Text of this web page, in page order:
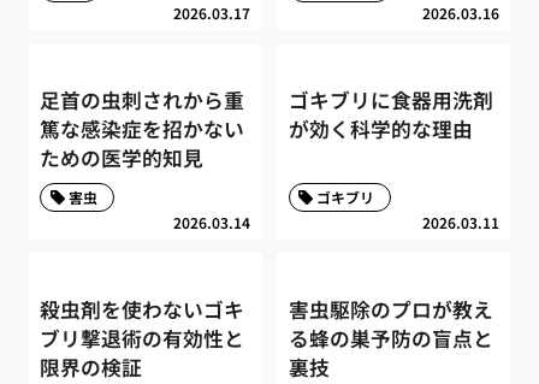
2026.03.17 2026.03.16
足首の虫刺されから重
篤な感染症を招かない
ための医学的知見
2026.03.14
害虫
ゴキブリに食器用洗剤
が効く科学的な理由
2026.03.11
ゴキブリ
殺虫剤を使わないゴキ
ブリ撃退術の有効性と
限界の検証
害虫駆除のプロが教え
る蜂の巣予防の盲点と
裏技